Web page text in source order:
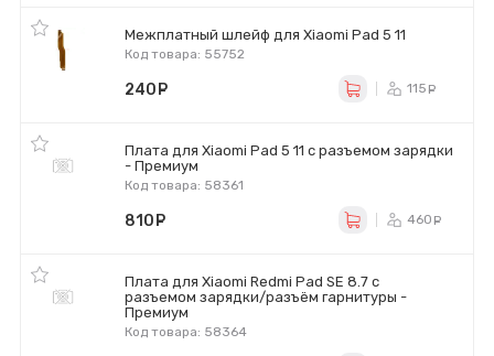
Межплатный шлейф для Xiaomi Pad 5 11
Код товара: 55752
240 115
Плата для Xiaomi Pad 5 11 с разъемом зарядки
- Премиум
Код товара: 58361
810 460
Плата для Xiaomi Redmi Pad SE 8.7 с
разъемом зарядки/разъём гарнитуры -
Премиум
Код товара: 58364